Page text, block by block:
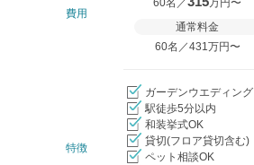
費用
通常料金
60名／431万円〜
特徴
ガーデンウエディング
駅徒歩5分以内
和装挙式OK
貸切(フロア貸切含む)
ペット相談OK